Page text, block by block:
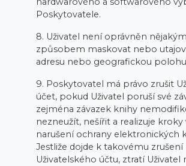
Poskytovatele.
8. Uživatel není oprávněn nějakým
způsobem maskovat nebo
adresu nebo geografickou
9. Poskytovatel má právo zrušit
účet, pokud Uživatel poruší své
zejména závazek knihy
nezneužít, nešířit a realizuje
narušení ochrany elektronických
Jestliže dojde k takovému zrušení
Uživatelského účtu, ztratí Uživatel